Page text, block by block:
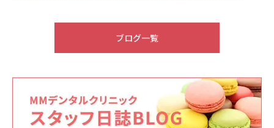
2026.05.22
ブログ一覧